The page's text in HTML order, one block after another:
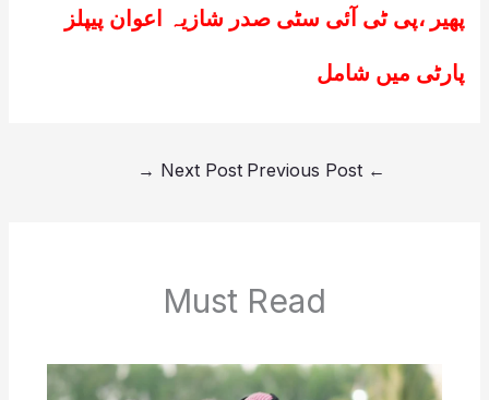
پھیر ،پی ٹی آئی سٹی صدر شازیہ اعوان پیپلز
پارٹی میں شامل
←
Next Post
→
Must Read